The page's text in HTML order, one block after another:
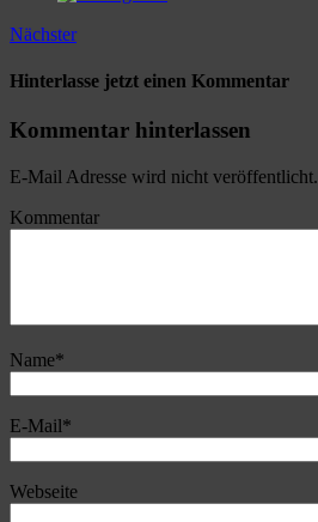
Nächster
Hinterlasse jetzt einen Kommentar
Kommentar hinterlassen
E-Mail Adresse wird nicht veröffentlicht.
Kommentar
Name*
E-Mail*
Webseite